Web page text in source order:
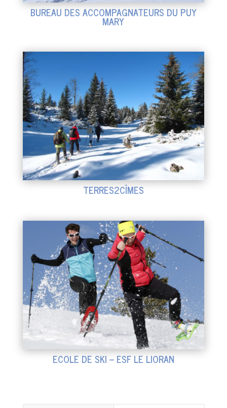
BUREAU DES ACCOMPAGNATEURS DU PUY
MARY
TERRES2CÎMES
ECOLE DE SKI – ESF LE LIORAN